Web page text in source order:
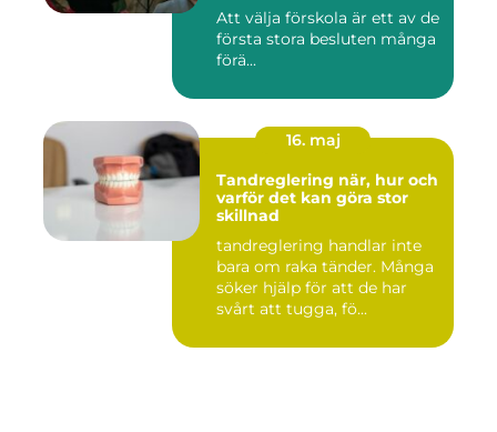
Att välja förskola är ett av de
första stora besluten många
förä...
16. maj
Tandreglering när, hur och
varför det kan göra stor
skillnad
tandreglering handlar inte
bara om raka tänder. Många
söker hjälp för att de har
svårt att tugga, fö...